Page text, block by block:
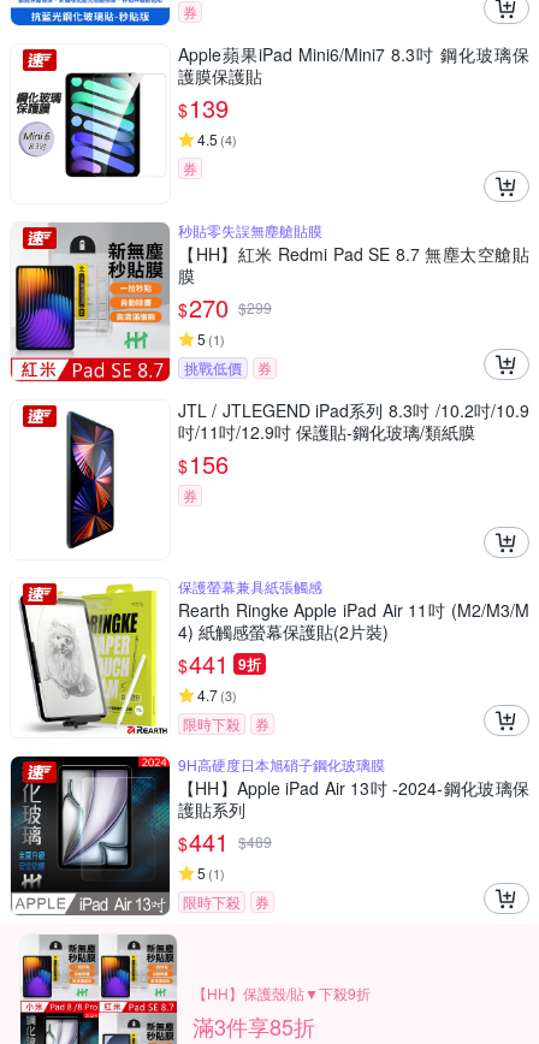
券
Apple蘋果iPad Mini6/Mini7 8.3吋 鋼化玻璃保
護膜保護貼
$139
4.5 (4)
券
秒貼零失誤無塵艙貼膜
【HH】紅米 Redmi Pad SE 8.7 無塵太空艙貼
膜
$270 $299
5 (1)
挑戰低價 券
JTL / JTLEGEND iPad系列 8.3吋 /10.2吋/10.9
吋/11吋/12.9吋 保護貼-鋼化玻璃/類紙膜
$156
券
保護螢幕兼具紙張觸感
Rearth Ringke Apple iPad Air 11吋 (M2/M3/M
4) 紙觸感螢幕保護貼(2片裝)
$441 9折
4.7(3)
限時下殺
券
9H高硬度日本旭硝子鋼化玻璃膜
【HH】Apple iPad Air 13吋 -2024-鋼化玻璃保
護貼系列
$441 $489
5 (1)
限時下殺 券
【HH】保護殼/貼▼下殺9折
滿3件享85折